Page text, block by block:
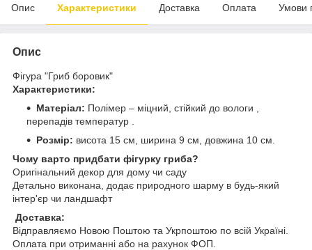
Опис Характеристики Доставка Оплата Умови
Опис
Фігура "Гриб боровик"
Характеристики:
Матеріал: Полімер – міцний, стійкий до вологи ,
перепадів температур .
Розмір: висота 15 см, ширина 9 см, довжина 10 см.
Чому варто придбати фігурку гриба?
Оригінальний декор для дому чи саду
Детально виконана, додає природного шарму в будь-який
інтер'єр чи ландшафт
Доставка:
Відправляємо Новою Поштою та Укрпоштою по всій Україні.
Оплата при отриманні або на рахунок ФОП.